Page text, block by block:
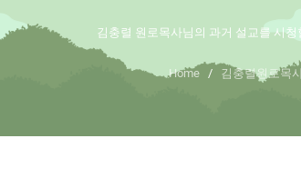
김충렬 원로목사님의 과거 설교를 시청
Home / 김충렬원로목